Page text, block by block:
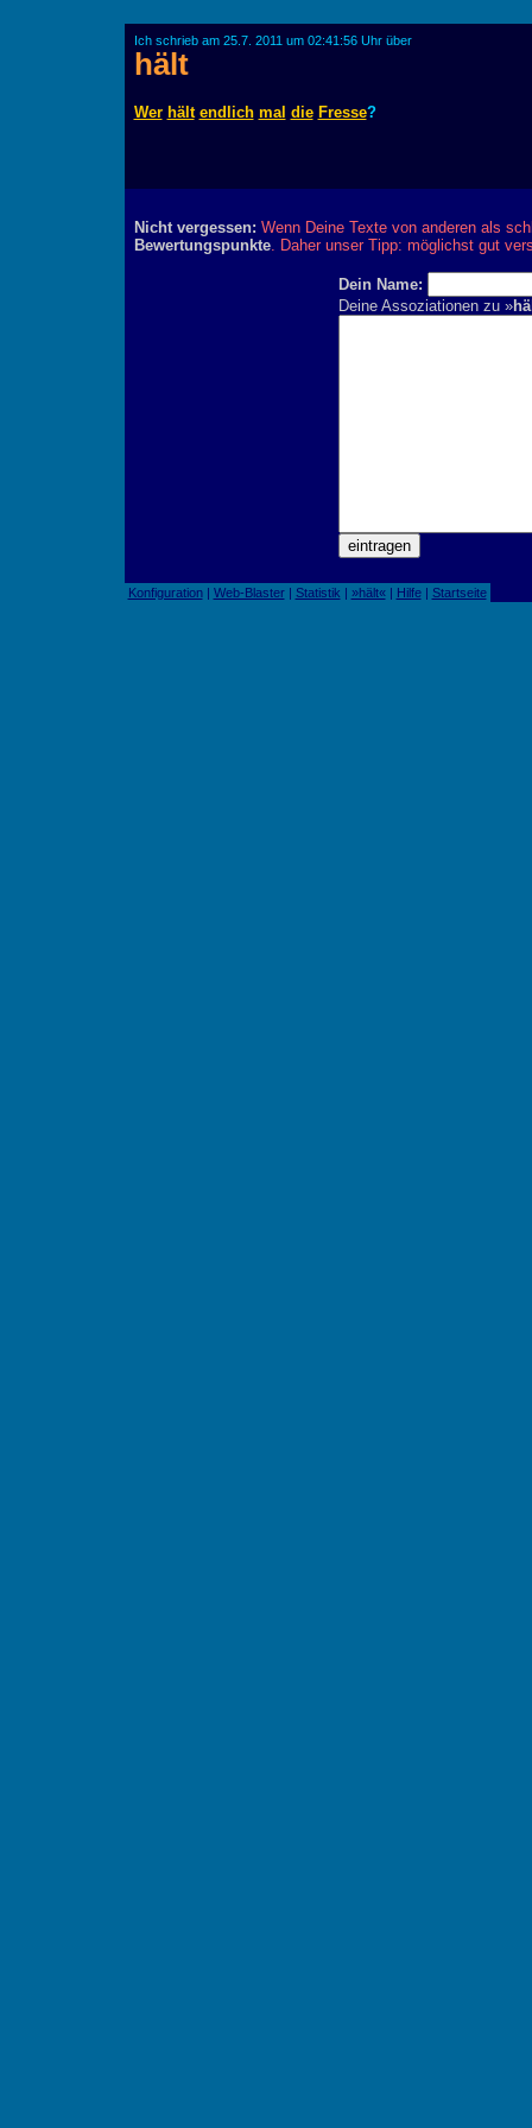
Ich schrieb am 25.7. 2011 um 02:41:56 Uhr über
hält
Wer hält endlich mal die Fresse?
Nicht vergessen: Wenn Deine Texte von anderen als
Bewertungspunkte. Daher unser Tipp: möglichst gut
Dein Name:
Deine Assoziationen zu »
Konfiguration| Web-Blaster| Statistik | »hält«| Hilfe| Startseite